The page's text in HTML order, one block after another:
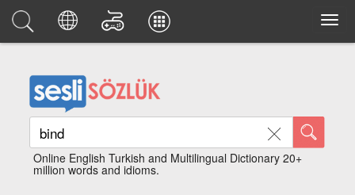
Online English Turkish and Multilingual Dictionary 20+
million words and idioms.